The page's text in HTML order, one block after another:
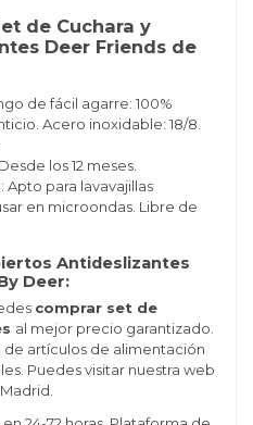
de Cuchara y
Deer Friends de
de fácil agarre: 100%
Acero inoxidable: 18/8.
los 12 meses.
: Apto para lavavajillas
en microondas. Libre de
Antideslizantes
Deer:
comprar set de
al mejor precio garantizado.
de artículos de alimentación
Puedes visitar nuestra web